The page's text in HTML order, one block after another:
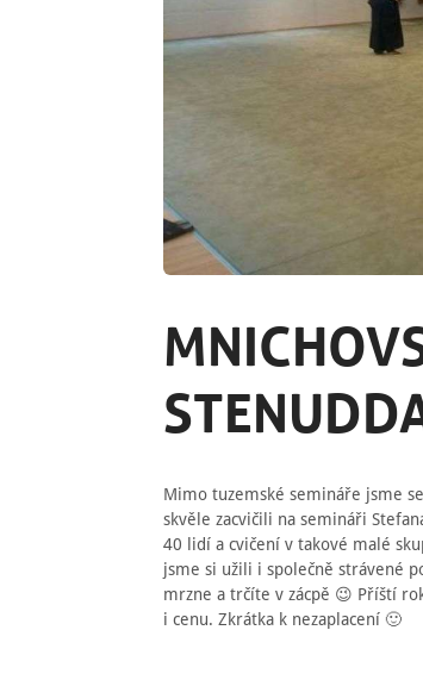
Mimo tuzemské semináře jsme
skvěle zacvičili na semináři
40 lidí a cvičení v takové malé
jsme si užili i společně strávené
mrzne a trčíte v zácpě 😉 Příští
i cenu. Zkrátka k nezaplacení 🙂